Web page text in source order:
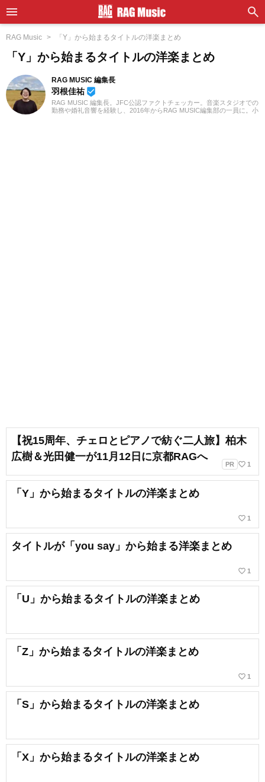
RAG Music 「Y」から始まるタイトルの洋楽まとめ
「Y」から始まるタイトルの洋楽まとめ
RAG MUSIC 編集長
羽根佳祐 beenhere
RAG MUSIC 編集長。JFC公認ファクトチェッカー。音楽スタジオでの
勤務や婚礼音響を経験し、2016年からRAG MUSIC編集部の一員に。小
【祝15周年、チェロとピアノで紡ぐ二人旅】柏木
広樹＆光田健一が11月12日に京都RAGへ
PR favorite_border 1
「Y」から始まるタイトルの洋楽まとめ
favorite_border 1
タイトルが「you say」から始まる洋楽まとめ
favorite_border 1
「U」から始まるタイトルの洋楽まとめ
「Z」から始まるタイトルの洋楽まとめ
favorite_border 1
「S」から始まるタイトルの洋楽まとめ
「X」から始まるタイトルの洋楽まとめ